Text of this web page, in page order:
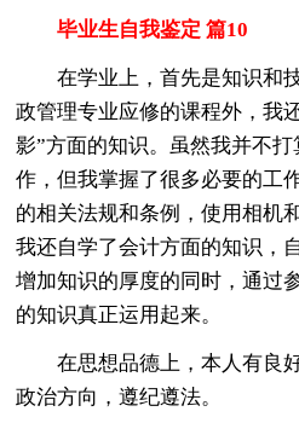
毕业生自我鉴定 篇10
在学业上，首先是知识和
政管理专业应修的课程外，我
影”方面的知识。虽然我并不
作，但我掌握了很多必要的工
的相关法规和条例，使用相机
我还自学了会计方面的知识，
增加知识的厚度的同时，通过
的知识真正运用起来。
在思想品德上，本人有良好
政治方向，遵纪遵法。